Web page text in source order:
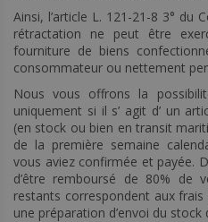
Ainsi, l’article L. 121-21-8 3° du
rétractation ne peut être
fourniture de biens
consommateur ou nettement
Nous vous offrons la
uniquement si il s’ agit d’ un
(en stock ou bien en transit
de la première semaine
vous aviez confirmée et payée.
d’être remboursé de 80% de
restants correspondent aux
une préparation d’envoi du